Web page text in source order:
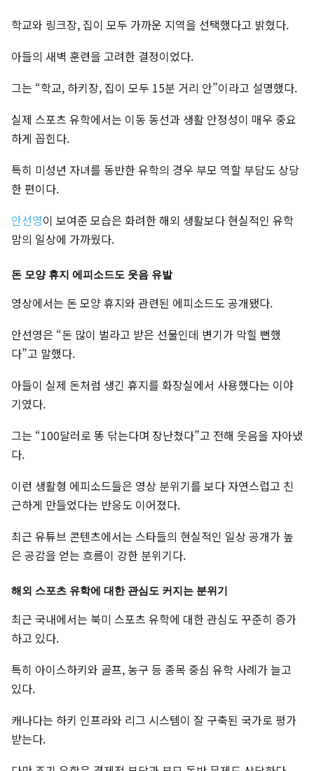
학교와 링크장, 집이 모두 가까운 지역을 선택했다고 밝혔다.
아들의 새벽 훈련을 고려한 결정이었다.
그는 “학교, 하키장, 집이 모두 15분 거리 안”이라고 설명했다.
실제 스포츠 유학에서는 이동 동선과 생활 안정성이 매우 중요
하게 꼽힌다.
특히 미성년 자녀를 동반한 유학의 경우 부모 역할 부담도 상당
한 편이다.
안선영이 보여준 모습은 화려한 해외 생활보다 현실적인 유학
맘의 일상에 가까웠다.
돈 모양 휴지 에피소드도 웃음 유발
영상에서는 돈 모양 휴지와 관련된 에피소드도 공개됐다.
안선영은 “돈 많이 벌라고 받은 선물인데 변기가 막힐 뻔했
다”고 말했다.
아들이 실제 돈처럼 생긴 휴지를 화장실에서 사용했다는 이야
기였다.
그는 “100달러로 똥 닦는다며 장난쳤다”고 전해 웃음을 자아냈
다.
이런 생활형 에피소드들은 영상 분위기를 보다 자연스럽고 친
근하게 만들었다는 반응도 이어졌다.
최근 유튜브 콘텐츠에서는 스타들의 현실적인 일상 공개가 높
은 공감을 얻는 흐름이 강한 분위기다.
해외 스포츠 유학에 대한 관심도 커지는 분위기
최근 국내에서는 북미 스포츠 유학에 대한 관심도 꾸준히 증가
하고 있다.
특히 아이스하키와 골프, 농구 등 종목 중심 유학 사례가 늘고
있다.
캐나다는 하키 인프라와 리그 시스템이 잘 구축된 국가로 평가
받는다.